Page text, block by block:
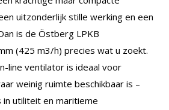
uitzonderlijk stille werking en een
is de Östberg LPKB
(425 m3/h) precies wat u zoekt.
line ventilator is ideaal voor
weinig ruimte beschikbaar is –
in utiliteit en maritieme